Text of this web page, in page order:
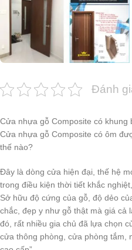
Đánh
Cửa nhựa gỗ Composite có
Cửa nhựa gỗ Composite có ôm
thế nào?
Đây là dòng cửa hiện đại, thế hệ
trong điều kiện thời tiết khắc
Sở hữu độ cứng của gỗ, độ dẻo
chắc, đẹp y như gỗ thật mà giá cả
đó, rất nhiều gia chủ đã lựa chọn
cửa thông phòng, cửa phòng tắm,